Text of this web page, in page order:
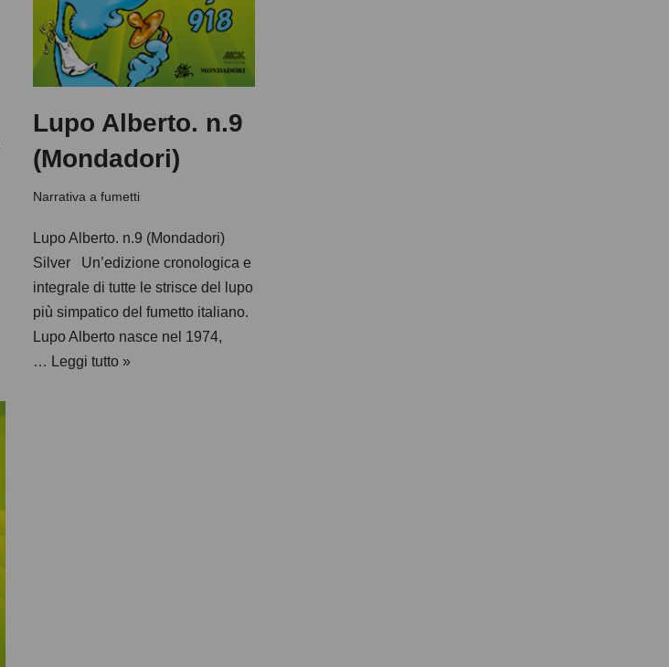
Lupo Alberto. n.9
(Mondadori)
Narrativa a fumetti
Lupo Alberto. n.9 (Mondadori)
Silver Un’edizione cronologica e
integrale di tutte le strisce del lupo
più simpatico del fumetto italiano.
Lupo Alberto nasce nel 1974,
… Leggi tutto »